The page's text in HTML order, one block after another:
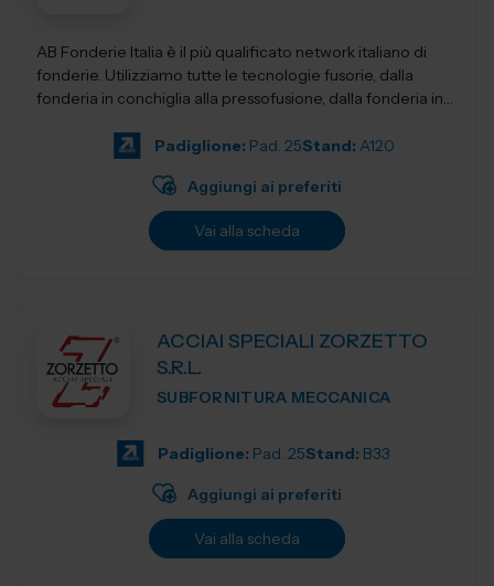
AB Fonderie Italia è il più qualificato network italiano di
fonderie. Utilizziamo tutte le tecnologie fusorie, dalla
fonderia in conchiglia alla pressofusione, dalla fonderia in
Padiglione: Pad. 25Stand: A120
Aggiungi ai preferiti
Vai alla scheda
ACCIAI SPECIALI ZORZETTO
S.R.L.
SUBFORNITURA MECCANICA
Padiglione: Pad. 25Stand: B33
Aggiungi ai preferiti
Vai alla scheda